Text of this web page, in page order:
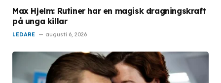
Max Hjelm: Rutiner har en magisk dragningskraft
på unga killar
LEDARE augusti 6, 2026